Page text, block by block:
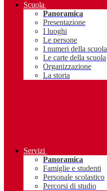
Scuola
Panoramica
Presentazione
I luoghi
Le persone
I numeri della scuola
Le carte della scuola
Organizzazione
La storia
Servizi
Panoramica
Famiglie e studenti
Personale scolastico
Percorsi di studio